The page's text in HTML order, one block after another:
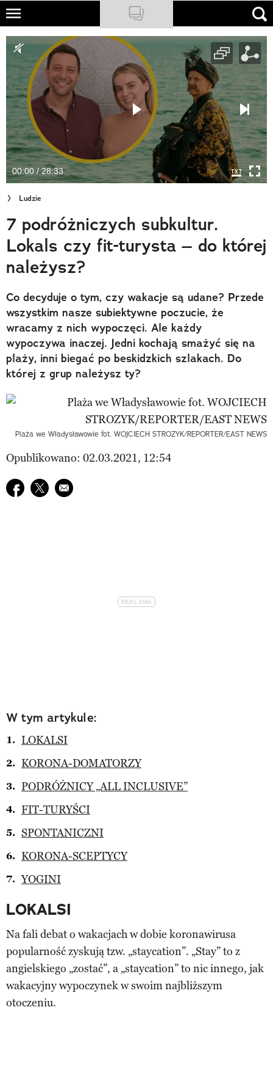
Skip
main
content
NATIONAL GEOGRAPHIC
TRAVELER
PODCASTY
Sklep
Newsletter
Cuda Polski
Wielki Konkurs Fotograficzny
Trendbook Podróżniczy
Polecane
00:00 / 28:33
Ludzie
7 podróżniczych subkultur.
Lokals czy fit-turysta – do której
należysz?
Co decyduje o tym, czy wakacje są udane? Przede
wszystkim nasze subiektywne poczucie, że
wracamy z nich wypoczęci. Ale każdy
wypoczywa inaczej. Jedni kochają smażyć się na
plaży, inni biegać po beskidzkich szlakach. Do
której z grup należysz ty?
Plaża we Władysławowie fot. WOJCIECH STROZYK/REPORTER/EAST NEWS
Opublikowano: 02.03.2021, 12:54
Udostępnij na facebook
Udostępnij na twitter
E-mail do przyjaciela
W tym artykule:
LOKALSI
KORONA-DOMATORZY
PODRÓŻNICY „ALL INCLUSIVE”
FIT-TURYŚCI
SPONTANICZNI
KORONA-SCEPTYCY
YOGINI
LOKALSI
Na fali debat o wakacjach w dobie koronawirusa
popularność zyskują tzw. „staycation”. „Stay” to z
angielskiego „zostać”, a „staycation” to nic innego, jak
wakacyjny wypoczynek w swoim najbliższym
otoczeniu.